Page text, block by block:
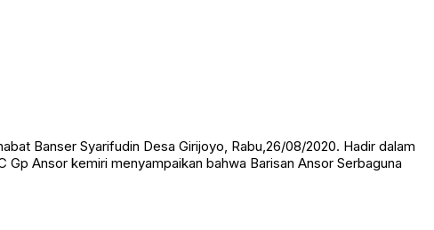
Banser Syarifudin Desa Girijoyo, Rabu,26/08/2020. Hadir dalam
Ansor kemiri menyampaikan bahwa Barisan Ansor Serbaguna